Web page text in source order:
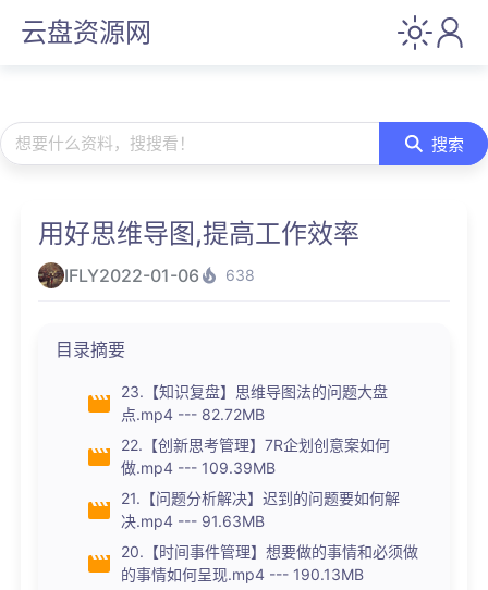
云盘资源网
想要什么资料，搜搜看！ 搜索
用好思维导图,提高工作效率
IFLY2022-01-06 638
目录摘要
23.【知识复盘】思维导图法的问题大盘
点.mp4 --- 82.72MB
22.【创新思考管理】7R企划创意案如何
做.mp4 --- 109.39MB
21.【问题分析解决】迟到的问题要如何解
决.mp4 --- 91.63MB
20.【时间事件管理】想要做的事情和必须做
的事情如何呈现.mp4 --- 190.13MB